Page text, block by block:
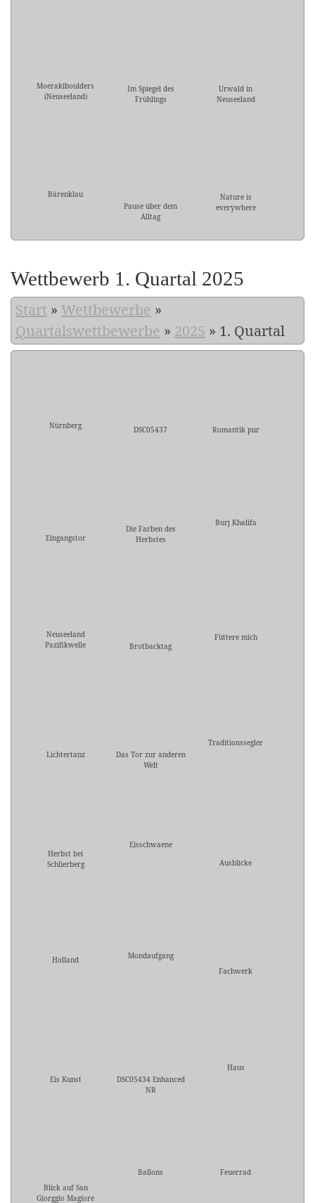
Moerakiboulders
(Neuseeland)
Im Spiegel des
Frühlings
Urwald in
Neuseeland
Bärenklau
Pause über dem
Alltag
Nature is
everywhere
Wettbewerb 1. Quartal 2025
Start » Wettbewerbe »
Quartalswettbewerbe » 2025 » 1. Quartal
Nürnberg DSC05437 Romantik pur
Eingangstor
Die Farben des
Herbstes
Burj Khalifa
Neuseeland
Pazifikwelle
Brotbacktag
Füttere mich
Lichtertanz
Das Tor zur anderen
Welt
Traditionssegler
Herbst bei
Schlierberg
Eisschwaene
Ausblicke
Holland
Mondaufgang
Fachwerk
Eis Kunst
DSC05434 Enhanced
NR
Haus
Blick auf San
Giorggio Magiore
Ballons Feuerrad